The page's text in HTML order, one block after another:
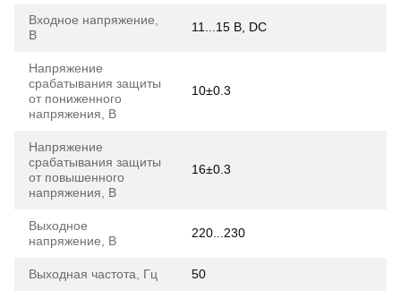
Входное напряжение,
В
11...15 В, DC
Напряжение
срабатывания защиты
от пониженного
напряжения, В
10±0.3
Напряжение
срабатывания защиты
от повышенного
напряжения, В
16±0.3
Выходное
напряжение, В
220...230
Выходная частота, Гц 50